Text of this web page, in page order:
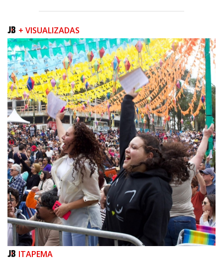
06/08/2026 | 07:00
Camboriú inicia obra que ampliará conexão entre vias e reforçará
mobilidade urbana
PORTO BELO
+ VISUALIZADAS
ITAPEMA